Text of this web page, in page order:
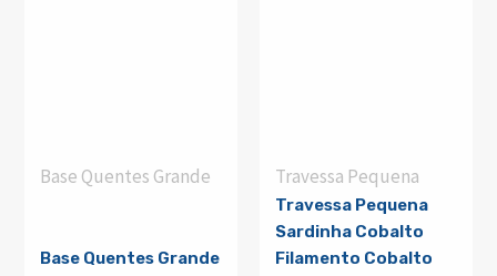
Base Quentes Grande
Base Quentes Grande
Travessa Pequena
Travessa Pequena
Sardinha Cobalto
Filamento Cobalto